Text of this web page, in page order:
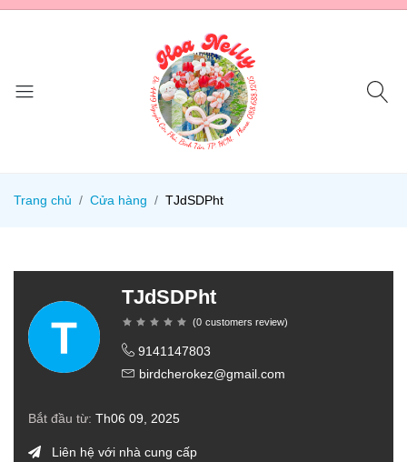
Trang chủ Cửa hàng TJdSDPht
TJdSDPht
(0 customers review)
9141147803
birdcherokez@gmail.com
Bắt đầu từ: Th06 09, 2025
Liên hệ với nhà cung cấp